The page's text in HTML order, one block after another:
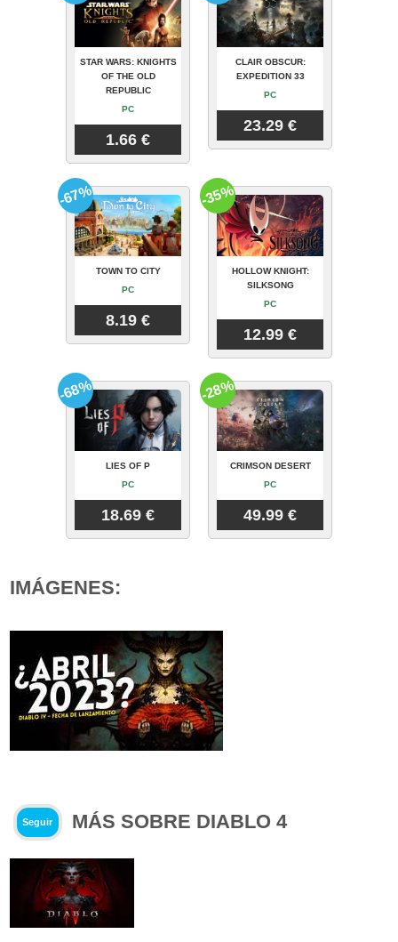
STAR WARS: KNIGHTS
OF THE OLD
REPUBLIC
PC
1.66 €
CLAIR OBSCUR:
EXPEDITION 33
PC
23.29 €
TOWN TO CITY
PC
8.19 €
-67%
HOLLOW KNIGHT:
SILKSONG
PC
12.99 €
-35%
LIES OF P
PC
18.69 €
-68%
CRIMSON DESERT
PC
49.99 €
-28%
IMÁGENES:
Seguir MÁS SOBRE DIABLO 4